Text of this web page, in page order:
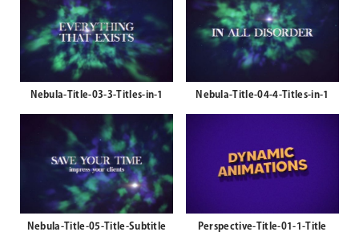
Nebula-Title-03-3-Titles-in-1 Nebula-Title-04-4-Titles-in-1
Nebula-Title-05-Title-Subtitle Perspective-Title-01-1-Title